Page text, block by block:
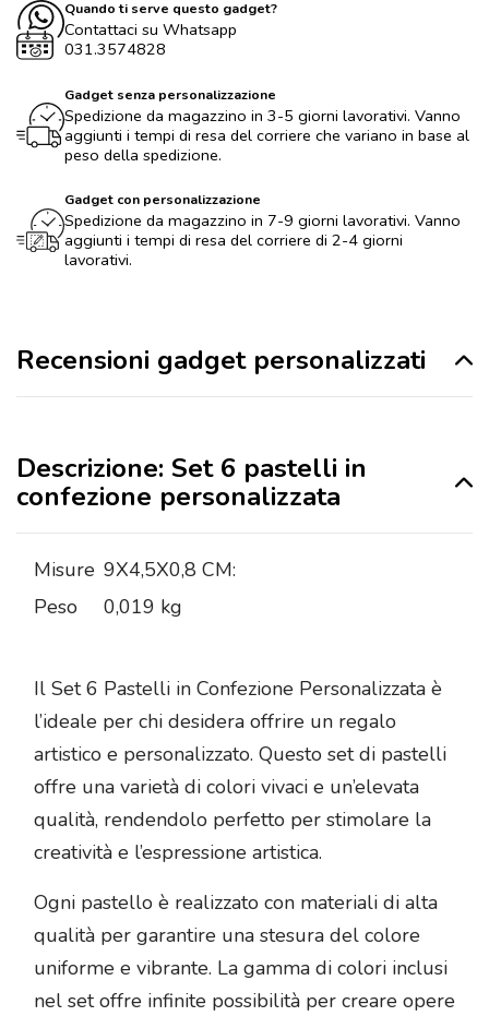
Quando ti serve questo gadget?
Contattaci su Whatsapp
031.3574828
Gadget senza personalizzazione
Spedizione da magazzino in 3-5 giorni lavorativi. Vanno
aggiunti i tempi di resa del corriere che variano in base al
peso della spedizione.
Gadget con personalizzazione
Spedizione da magazzino in 7-9 giorni lavorativi. Vanno
aggiunti i tempi di resa del corriere di 2-4 giorni
lavorativi.
Recensioni gadget personalizzati
Descrizione: Set 6 pastelli in
confezione personalizzata
Misure 9X4,5X0,8 CM:
Peso
0,019 kg
Il Set 6 Pastelli in Confezione Personalizzata è
l’ideale per chi desidera offrire un regalo
artistico e personalizzato. Questo set di pastelli
offre una varietà di colori vivaci e un’elevata
qualità, rendendolo perfetto per stimolare la
creatività e l’espressione artistica.
Ogni pastello è realizzato con materiali di alta
qualità per garantire una stesura del colore
uniforme e vibrante. La gamma di colori inclusi
nel set offre infinite possibilità per creare opere